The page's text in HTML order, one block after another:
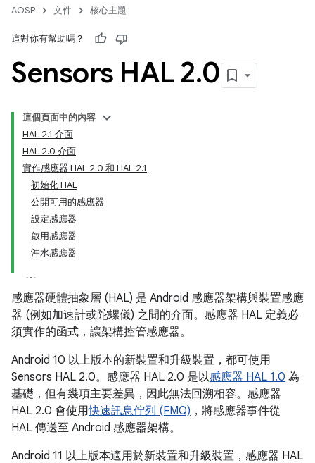
AOSP 文件 核心主題
這對你有幫助嗎？
Sensors HAL 2.0
這個頁面中的內容
HAL 2.1 介面
HAL 2.0 介面
實作感應器 HAL 2.0 和 HAL 2.1
初始化 HAL
公開可用的感應器
設定感應器
啟用感應器
沖水感應器
感應器硬體抽象層 (HAL) 是 Android 感應器架構與裝置感應
器 (例如加速計或陀螺儀) 之間的介面。感應器 HAL 定義必
須實作的函式，讓架構控管感應器。
Android 10 以上版本的新裝置和升級裝置，都可使用
Sensors HAL 2.0。感應器 HAL 2.0 是以感應器 HAL 1.0 為
基礎，但有幾項主要差異，因此無法回溯相容。感應器
HAL 2.0 會使用快速訊息佇列 (FMQ) ，將感應器事件從
HAL 傳送至 Android 感應器架構。
Android 11 以上版本適用於新裝置和升級裝置，感應器 HAL